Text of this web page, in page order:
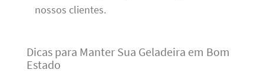
nossos clientes.
Dicas para Manter Sua Geladeira em Bom
Estado